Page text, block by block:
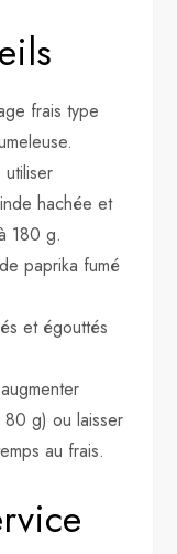
frais type
hachée et
180 g.
paprika fumé
et égouttés
80 g) ou laisser
au frais.